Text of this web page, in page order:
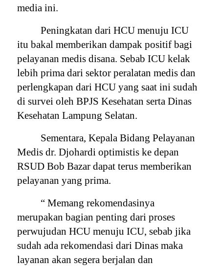
media ini.
Peningkatan dari HCU menuju ICU
itu bakal memberikan dampak positif bagi
pelayanan medis disana. Sebab ICU kelak
lebih prima dari sektor peralatan medis dan
perlengkapan dari HCU yang saat ini sudah
di survei oleh BPJS Kesehatan serta Dinas
Kesehatan Lampung Selatan.
Sementara, Kepala Bidang Pelayanan
Medis dr. Djohardi optimistis ke depan
RSUD Bob Bazar dapat terus memberikan
pelayanan yang prima.
“ Memang rekomendasinya
merupakan bagian penting dari proses
perwujudan HCU menuju ICU, sebab jika
sudah ada rekomendasi dari Dinas maka
layanan akan segera berjalan dan